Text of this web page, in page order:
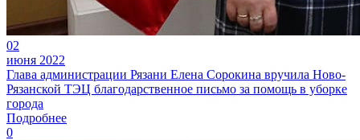
02
июня 2022
Глава администрации Рязани Елена Сорокина вручила Ново-
Рязанской ТЭЦ благодарственное письмо за помощь в уборке
города
Подробнее
0